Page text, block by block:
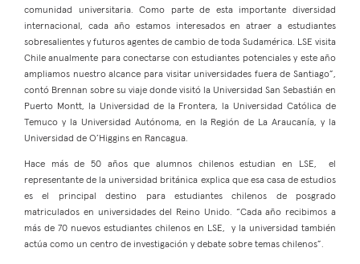
comunidad universitaria. Como parte de esta importante diversidad
internacional, cada año estamos interesados en atraer a estudiantes
sobresalientes y futuros agentes de cambio de toda Sudamérica. LSE visita
Chile anualmente para conectarse con estudiantes potenciales y este año
ampliamos nuestro alcance para visitar universidades fuera de Santiago”,
contó Brennan sobre su viaje donde visitó la Universidad San Sebastián en
Puerto Montt, la Universidad de la Frontera, la Universidad Católica de
Temuco y la Universidad Autónoma, en la Región de La Araucanía, y la
Universidad de O’Higgins en Rancagua.
Hace más de 50 años que alumnos chilenos estudian en LSE, el
representante de la universidad británica explica que esa casa de estudios
es el principal destino para estudiantes chilenos de posgrado
matriculados en universidades del Reino Unido. “Cada año recibimos a
más de 70 nuevos estudiantes chilenos en LSE, y la universidad también
actúa como un centro de investigación y debate sobre temas chilenos”.